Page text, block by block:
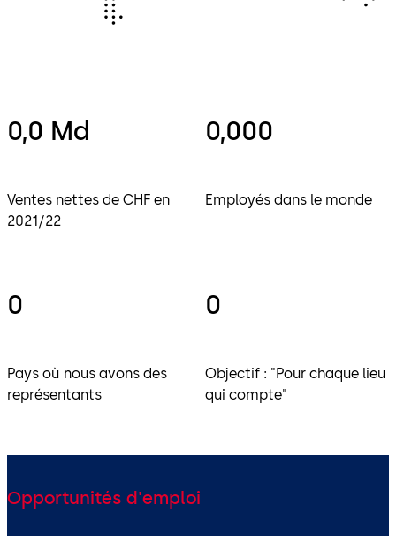
0,0 Md
Ventes nettes de CHF en
2021/22
0,000
Employés dans le monde
0
Pays où nous avons des
représentants
0
Objectif : "Pour chaque lieu
qui compte"
Opportunités d'emploi